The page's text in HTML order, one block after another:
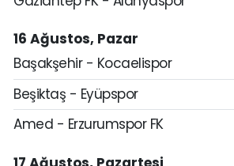
16 Ağustos, Pazar
Başakşehir - Kocaelispor
Beşiktaş - Eyüpspor
Amed - Erzurumspor FK